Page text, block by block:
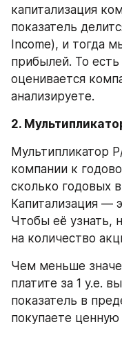
капитализация
показатель
Income), и тогда
прибылей. То
оценивается
анализируете.
2.
Мультипликатор
компании к
сколько годовых
Капитализация —
Чтобы её узнать,
на количество
Чем меньше
платите за 1 у.е.
показатель в
покупаете ценную